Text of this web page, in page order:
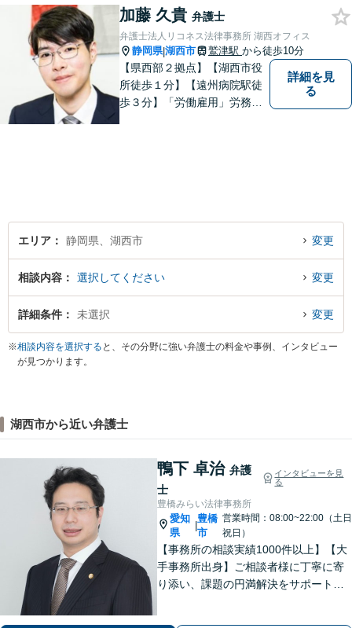
加藤 久貴 弁護士
弁護士法人リコネス法律事務所 湖西オフィス
静岡県|湖西市 鷲津駅 から徒歩10分
【県西部２拠点】【湖西市役
所徒歩１分】【遠州病院駅徒
歩３分】「労働雇用」労務関
談】
詳細を見
る
エリア 静岡県、湖西市 変更
相談内容 選択してください 変更
詳細条件 未選択 変更
※相談内容を選択する と、その分野に強い弁護士の料金や事例、インタビュー
が見つかります。
湖西市から近い弁護士
鴨下 卓治 弁護
士
インタビューを見
る
豊橋みらい法律事務所
愛知
県
|
豊橋
市
営業時間：08:00~22:00（土日
祝日）
【事務所の相談実績1000件以上】【大
手事務所出身】ご相談者様に丁寧に寄
り添い、課題の円満解決をサポート！